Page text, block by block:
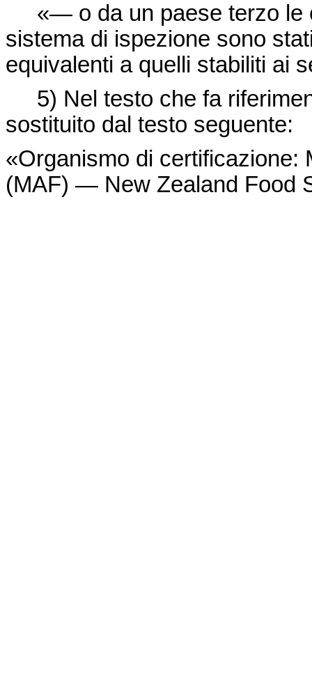
«— o da un paese terzo le
sistema di ispezione sono
equivalenti a quelli stabiliti ai
5) Nel testo che fa
sostituito dal testo seguente:
«Organismo di certificazione:
(MAF) — New Zealand Food